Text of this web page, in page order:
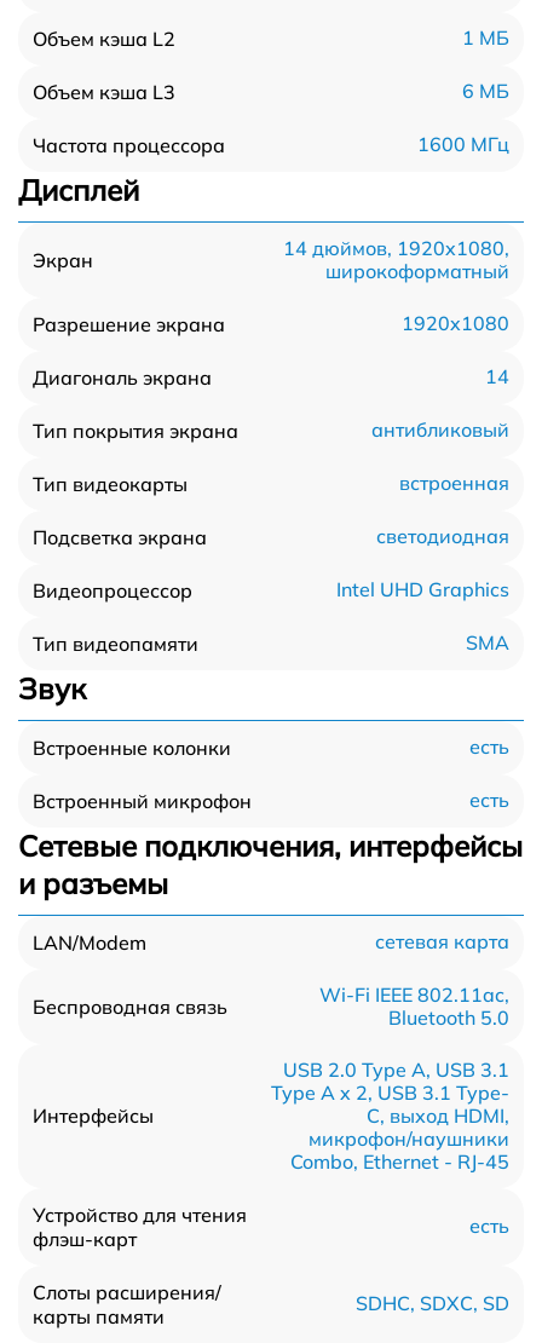
Объем кэша L2 1 МБ
Объем кэша L3 6 МБ
Частота процессора 1600 МГц
Дисплей
Экран
14 дюймов, 1920x1080,
широкоформатный
Разрешение экрана 1920x1080
Диагональ экрана 14
Тип покрытия экрана антибликовый
Тип видеокарты встроенная
Подсветка экрана светодиодная
Видеопроцессор Intel UHD Graphics
Тип видеопамяти SMA
Звук
Встроенные колонки есть
Встроенный микрофон есть
Сетевые подключения, интерфейсы
и разъемы
LAN/Modem сетевая карта
Беспроводная связь
Wi-Fi IEEE 802.11ac,
Bluetooth 5.0
Интерфейсы
USB 2.0 Type A, USB 3.1
Type A x 2, USB 3.1 Type-
С, выход HDMI,
микрофон/наушники
Combo, Ethernet - RJ-45
Устройство для чтения
флэш-карт
есть
Слоты расширения/
карты памяти
SDHC, SDXC, SD